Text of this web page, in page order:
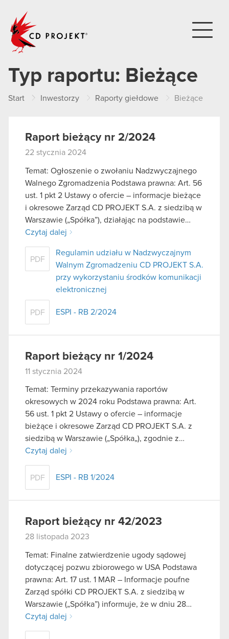
Typ raportu: Bieżące
Start Inwestorzy Raporty giełdowe Bieżące
Raport bieżący nr 2/2024
22 stycznia 2024
Temat: Ogłoszenie o zwołaniu Nadzwyczajnego
Walnego Zgromadzenia Podstawa prawna: Art. 56
ust. 1 pkt 2 Ustawy o ofercie – informacje bieżące
i okresowe Zarząd CD PROJEKT S.A. z siedzibą w
Warszawie („Spółka”), działając na podstawie…
Czytaj dalej
PDF
Regulamin udziału w Nadzwyczajnym
Walnym Zgromadzeniu CD PROJEKT S.A.
przy wykorzystaniu środków komunikacji
elektronicznej
PDF ESPI - RB 2/2024
Raport bieżący nr 1/2024
11 stycznia 2024
Temat: Terminy przekazywania raportów
okresowych w 2024 roku Podstawa prawna: Art.
56 ust. 1 pkt 2 Ustawy o ofercie – informacje
bieżące i okresowe Zarząd CD PROJEKT S.A. z
siedzibą w Warszawie („Spółka„), zgodnie z…
Czytaj dalej
PDF ESPI - RB 1/2024
Raport bieżący nr 42/2023
28 listopada 2023
Temat: Finalne zatwierdzenie ugody sądowej
dotyczącej pozwu zbiorowego w USA Podstawa
prawna: Art. 17 ust. 1 MAR – Informacje poufne
Zarząd spółki CD PROJEKT S.A. z siedzibą w
Warszawie („Spółka”) informuje, że w dniu 28…
Czytaj dalej